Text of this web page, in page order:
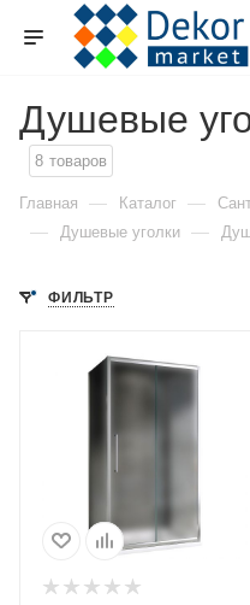
Душевые
8 товаров
Главная — Каталог —
— Душевые уголки —
ФИЛЬТР